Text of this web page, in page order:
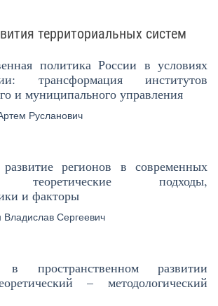
территориальных систем
политика России в условиях
трансформация институтов
и муниципального управления
Русланович
регионов в современных
теоретические подходы,
и факторы
Сергеевич
в пространственном развитии
– методологический